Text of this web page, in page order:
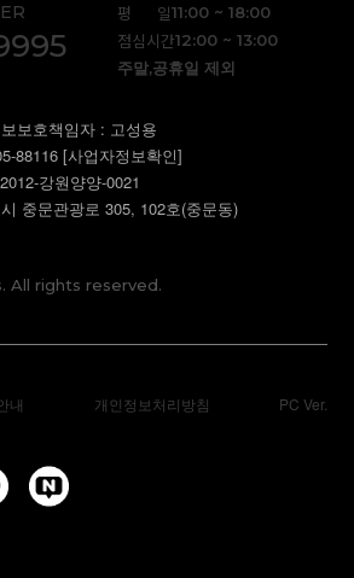
평 일11:00 ~ 18:00
점심시간12:00 ~ 13:00
주말,공휴일 제외
보호책임자 : 고성용
88116[사업자정보확인]
강원양양-0021
중문관광로 305, 102호(중문동)
All rights reserved.
내 개인정보처리방침 PC Ver.